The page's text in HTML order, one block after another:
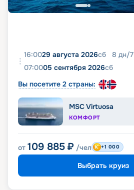
16:0029 августа 2026сб 8 дн/7
07:0005 сентября 2026сб
Вы посетите 2 страны:
MSC Virtuosa
КОМФОРТ
от 109 885 ₽ /чел +1 000
Выбрать круиз